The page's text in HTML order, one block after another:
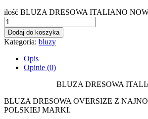
ilość BLUZA DRESOWA ITALIANO
Dodaj do koszyka
Kategoria: bluzy
Opis
Opinie (0)
BLUZA DRESOWA
BLUZA DRESOWA OVERSIZE Z
POLSKIEJ MARKI.